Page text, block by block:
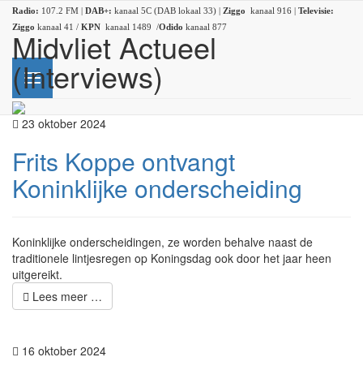
Radio: 107.2 FM | DAB+: kanaal 5C (DAB lokaal 33) | Ziggo kanaal 916 | Televisie:
Ziggo kanaal 41 / KPN kanaal 1489 /Odido kanaal 877
Midvliet Actueel
(Interviews)
23 oktober 2024
Frits Koppe ontvangt
Koninklijke onderscheiding
Koninklijke onderscheidingen, ze worden behalve naast de
traditionele lintjesregen op Koningsdag ook door het jaar heen
uitgereikt.
Lees meer …
16 oktober 2024